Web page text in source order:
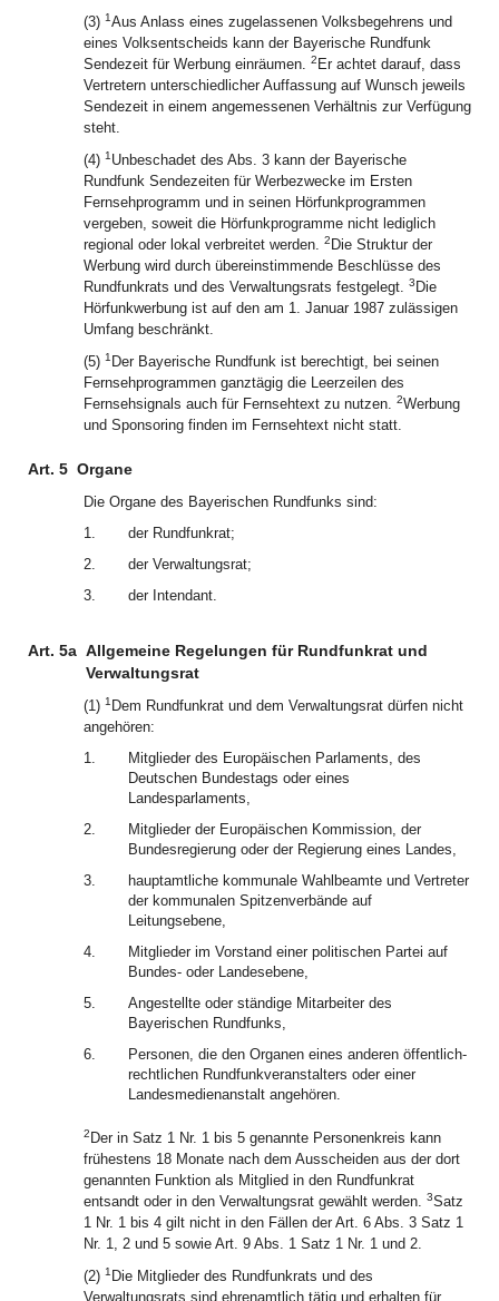
(3) 1Aus Anlass eines zugelassenen Volksbegehrens und
eines Volksentscheids kann der Bayerische Rundfunk
Sendezeit für Werbung einräumen. 2 Er achtet darauf, dass
Vertretern unterschiedlicher Auffassung auf Wunsch jeweils
Sendezeit in einem angemessenen Verhältnis zur Verfügung
steht.
(4) 1Unbeschadet des Abs. 3 kann der Bayerische
Rundfunk Sendezeiten für Werbezwecke im Ersten
Fernsehprogramm und in seinen Hörfunkprogrammen
vergeben, soweit die Hörfunkprogramme nicht lediglich
regional oder lokal verbreitet werden. 2 Die Struktur der
Werbung wird durch übereinstimmende Beschlüsse des
Rundfunkrats und des Verwaltungsrats festgelegt. 3 Die
Hörfunkwerbung ist auf den am 1. Januar 1987 zulässigen
Umfang beschränkt.
(5) 1 Der Bayerische Rundfunk ist berechtigt, bei seinen
Fernsehprogrammen ganztägig die Leerzeilen des
Fernsehsignals auch für Fernsehtext zu nutzen. 2Werbung
und Sponsoring finden im Fernsehtext nicht statt.
Art. 5 Organe
Die Organe des Bayerischen Rundfunks sind:
1.
der Rundfunkrat;
2.
der Verwaltungsrat;
3.
der Intendant.
Art. 5a Allgemeine Regelungen für Rundfunkrat und
Verwaltungsrat
(1) 1 Dem Rundfunkrat und dem Verwaltungsrat dürfen nicht
angehören:
1.
Mitglieder des Europäischen Parlaments, des
Deutschen Bundestags oder eines
Landesparlaments,
2.
Mitglieder der Europäischen Kommission, der
Bundesregierung oder der Regierung eines Landes,
3.
hauptamtliche kommunale Wahlbeamte und Vertreter
der kommunalen Spitzenverbände auf
Leitungsebene,
4.
Mitglieder im Vorstand einer politischen Partei auf
Bundes- oder Landesebene,
5.
Angestellte oder ständige Mitarbeiter des
Bayerischen Rundfunks,
6.
Personen, die den Organen eines anderen öffentlich-
rechtlichen Rundfunkveranstalters oder einer
Landesmedienanstalt angehören.
2 Der in Satz 1 Nr. 1 bis 5 genannte Personenkreis kann
frühestens 18 Monate nach dem Ausscheiden aus der dort
genannten Funktion als Mitglied in den Rundfunkrat
entsandt oder in den Verwaltungsrat gewählt werden. 3Satz
1 Nr. 1 bis 4 gilt nicht in den Fällen der Art. 6 Abs. 3 Satz 1
Nr. 1, 2 und 5 sowie Art. 9 Abs. 1 Satz 1 Nr. 1 und 2.
(2) 1 Die Mitglieder des Rundfunkrats und des
Verwaltungsrats sind ehrenamtlich tätig und erhalten für